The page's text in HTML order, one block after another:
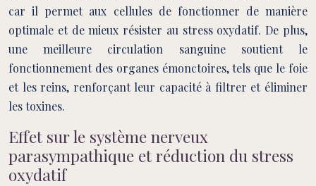
car il permet aux cellules de fonctionner de manière
optimale et de mieux résister au stress oxydatif. De plus,
une meilleure circulation sanguine soutient le
fonctionnement des organes émonctoires, tels que le foie
et les reins, renforçant leur capacité à filtrer et éliminer
les toxines.
Effet sur le système nerveux
parasympathique et réduction du stress
oxydatif